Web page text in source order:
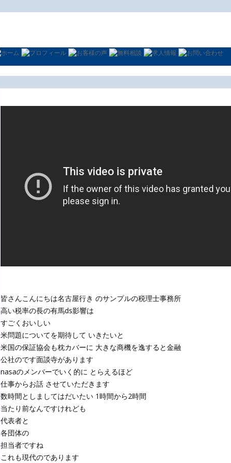
皆さんこんにちは名古屋行き のサンプルの税理士事務所
高い税率の長の有馬ds影響は
すごくおいしい
米問題についてを期待して いきたいと
米国の保証協会も枕カバーに 大きな商機を逸すると金融
公社のです面談寺があります
nasaのメンバーでいく的に とらえるほど
仕事からお話 させていただきます
数時間としましてはだいたい 1時間から2時間
当たり前なんですけれども
代表者と
各団体の
担当者ですね
これも現代のであります